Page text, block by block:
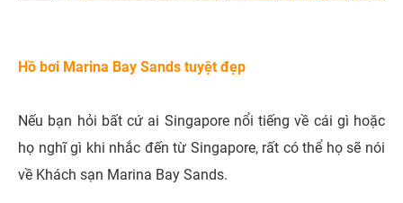
Hồ bơi Marina Bay Sands tuyệt đẹp
Nếu bạn hỏi bất cứ ai Singapore nổi tiếng về cái gì hoặc
họ nghĩ gì khi nhắc đến từ Singapore, rất có thể họ sẽ nói
về Khách sạn Marina Bay Sands.